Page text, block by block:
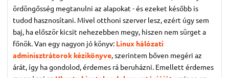
ördöngősség megtanulni az alapokat - és ezeket később is
tudod hasznosítani. Mivel otthoni szerver lesz, ezért úgy sem
baj, ha először kicsit nehezebben megy, hiszen nem sürget a
főnök. Van egy nagyon jó könyv: Linux hálózati
adminisztrátorok kézikönyve, szerintem bőven megéri az
árát, így ha gondolod, érdemes rá beruházni. Emellett érdemes